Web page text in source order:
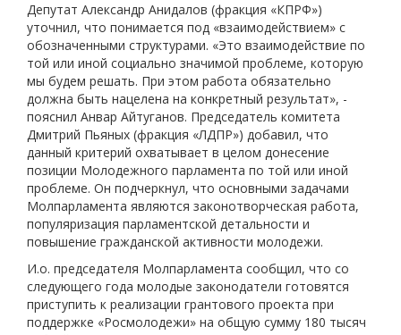
Депутат Александр Анидалов (фракция «КПРФ»)
уточнил, что понимается под «взаимодействием» с
обозначенными структурами. «Это взаимодействие по
той или иной социально значимой проблеме, которую
мы будем решать. При этом работа обязательно
должна быть нацелена на конкретный результат», -
пояснил Анвар Айтуганов. Председатель комитета
Дмитрий Пьяных (фракция «ЛДПР») добавил, что
данный критерий охватывает в целом донесение
позиции Молодежного парламента по той или иной
проблеме. Он подчеркнул, что основными задачами
Молпарламента являются законотворческая работа,
популяризация парламентской детальности и
повышение гражданской активности молодежи.
И.о. председателя Молпарламента сообщил, что со
следующего года молодые законодатели готовятся
приступить к реализации грантового проекта при
поддержке «Росмолодежи» на общую сумму 180 тысяч